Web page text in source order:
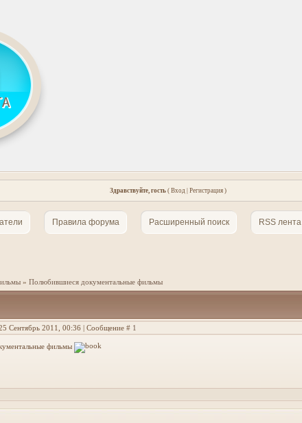
Здравствуйте, гость ( Вход Регистрация )
Правила форума Расширенный поиск RSS лента
» Полюбившиеся документальные фильмы
Сентябрь 2011, 00:36 | Сообщение # 1
фильмы